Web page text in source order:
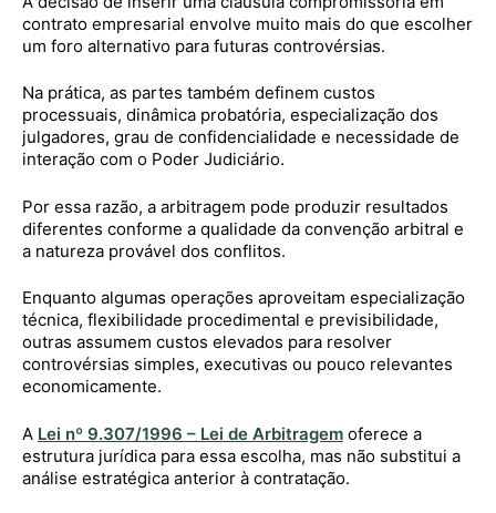
contrato empresarial envolve muito mais do que escolher
um foro alternativo para futuras controvérsias.
Na prática, as partes também definem custos
processuais, dinâmica probatória, especialização dos
julgadores, grau de confidencialidade e necessidade de
interação com o Poder Judiciário.
Por essa razão, a arbitragem pode produzir resultados
diferentes conforme a qualidade da convenção arbitral e
a natureza provável dos conflitos.
Enquanto algumas operações aproveitam especialização
técnica, flexibilidade procedimental e previsibilidade,
outras assumem custos elevados para resolver
controvérsias simples, executivas ou pouco relevantes
economicamente.
A Lei nº 9.307/1996 – Lei de Arbitragem oferece a
estrutura jurídica para essa escolha, mas não substitui a
análise estratégica anterior à contratação.